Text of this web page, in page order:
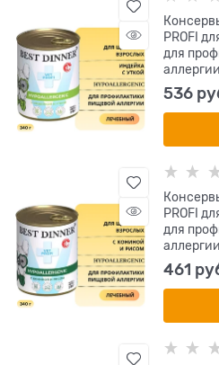
PROFI
для
536
PROFI
для
461